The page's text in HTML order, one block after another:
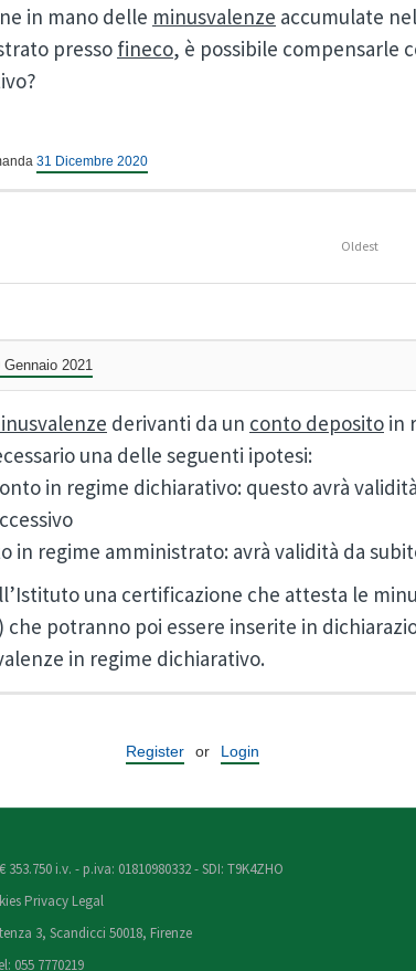
in mano delle minusvalenze accumulate
presso fineco, è possibile compensarle
31 Dicembre 2020
Oldest
Gennaio 2021
derivanti da un conto deposito in
una delle seguenti ipotesi:
in regime dichiarativo: questo avrà
in regime amministrato: avrà validità da
una certificazione che attesta le
che potranno poi essere inserite in
in regime dichiarativo.
Register or Login
i.v. - p.iva: 01810980332 - SDI: T9K4ZHO
Privacy Legal
3, Scandicci 50018, Firenze
055 7770219